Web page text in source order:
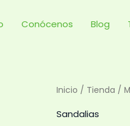
Conócenos Blog
Inicio / Tienda /
Sandalias